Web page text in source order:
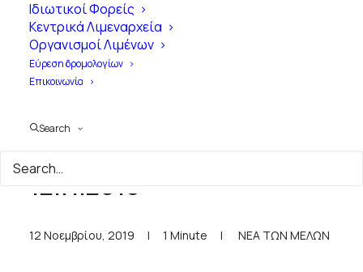
Ιδιωτικοί Φορείς
Κεντρικά Λιμεναρχεία
Οργανισμοί Λιμένων
Εύρεση δρομολογίων
Επικοινωνία
Search
SEAJETS - Δελτίο Τύπου
12.11.2019
12 Νοεμβρίου, 2019 | 1 Minute | ΝΕΑ ΤΩΝ ΜΕΛΩΝ